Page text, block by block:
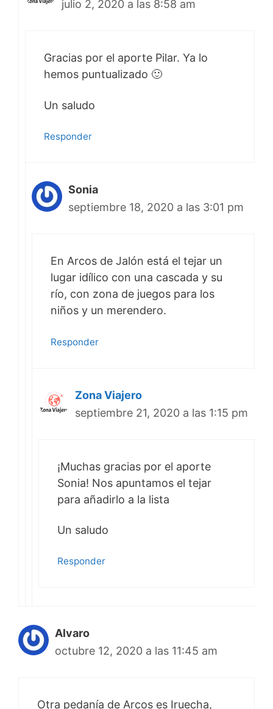
julio 2, 2020 a las 8:58 am
Gracias por el aporte Pilar. Ya lo
hemos puntualizado 🙂
Un saludo
Responder
Sonia
septiembre 18, 2020 a las 3:01 pm
En Arcos de Jalón está el tejar un
lugar idílico con una cascada y su
río, con zona de juegos para los
niños y un merendero.
Responder
Zona Viajero
septiembre 21, 2020 a las 1:15 pm
¡Muchas gracias por el aporte
Sonia! Nos apuntamos el tejar
para añadirlo a la lista
Un saludo
Responder
Alvaro
octubre 12, 2020 a las 11:45 am
Otra pedanía de Arcos es Iruecha,